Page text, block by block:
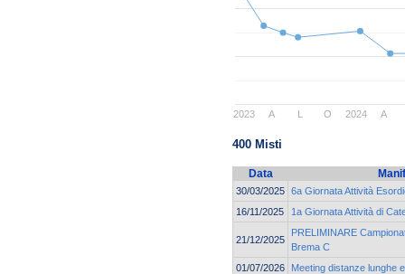
2023 2024
A L O A
400 Misti
Data
30/03/2025 6a Giornata Attività
16/11/2025
1a Giornata Attività di
21/12/2025
PRELIMINARE
Brema C
01/07/2026
Meeting distanze lunghe